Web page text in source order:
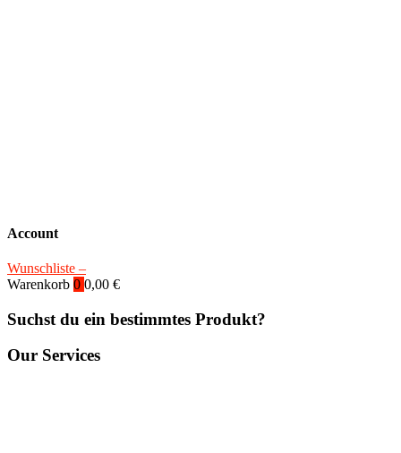
Account
Wunschliste –
Warenkorb 0 0,00 €
Suchst du ein bestimmtes Produkt?
Our Services